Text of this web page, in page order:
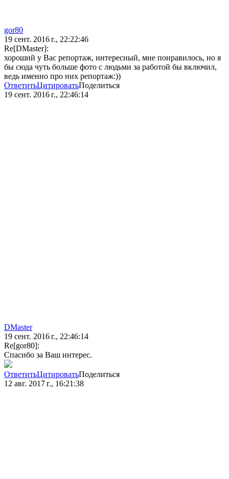
gor80
19 сент. 2016 г., 22:22:46
Re[DMaster]:
хороший у Вас репортаж, интересный, мне понравилось, но я
бы сюда чуть больше фото с людьми за работой бы включил,
ведь именно про них репортаж:))
ОтветитьЦитироватьПоделиться
19 сент. 2016 г., 22:46:14
DMaster
19 сент. 2016 г., 22:46:14
Re[gor80]:
Спасибо за Ваш интерес.
ОтветитьЦитироватьПоделиться
12 авг. 2017 г., 16:21:38